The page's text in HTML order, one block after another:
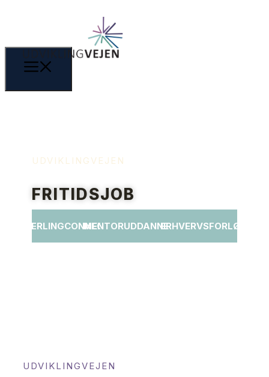
UDVIKLINGVEJEN
FRITIDSJOB
LÆRLINGCONNECTMENTORUDDANNELSEERHVERVSFORLØB
UDVIKLINGVEJEN